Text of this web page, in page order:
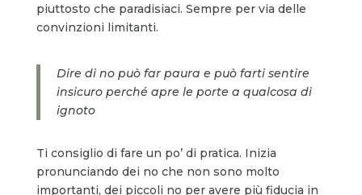
piuttosto che paradisiaci. Sempre per via delle
convinzioni limitanti.
Dire di no può far paura e può farti sentire
insicuro perché apre le porte a qualcosa di
ignoto
Ti consiglio di fare un po’ di pratica. Inizia
pronunciando dei no che non sono molto
importanti, dei piccoli no per avere più fiducia in